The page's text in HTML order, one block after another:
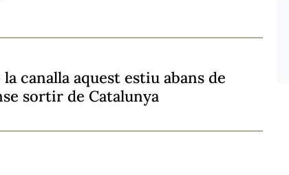
canalla aquest estiu abans de
sortir de Catalunya